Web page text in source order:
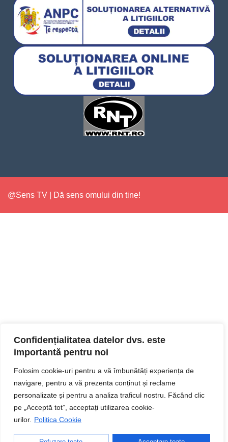
Confidențialitatea datelor dvs. este
importantă pentru noi
Folosim cookie-uri pentru a vă îmbunătăți experiența de
navigare, pentru a vă prezenta conținut și reclame
personalizate și pentru a analiza traficul nostru. Făcând clic
pe „Acceptă tot”, acceptați utilizarea cookie-
urilor. Politica Cookie
@Sens TV | Dă sens omului din tine!